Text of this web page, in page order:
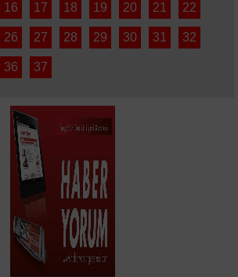
16 17 18 19 20 21 22
26 27 28 29 30 31 32
36 37